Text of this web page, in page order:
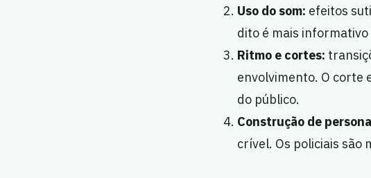
Uso do som: efeitos
dito é mais informativo
Ritmo e cortes:
envolvimento. O corte
do público.
Construção de
crível. Os policiais são